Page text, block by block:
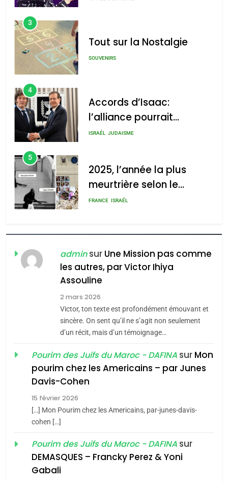
3
Tout sur la Nostalgie
4
Accords d’Isaac:
l’alliance pourrait
s’étendre à 13 pays
5
2025, l’année la plus
meurtrière selon le
FIÈRE, DIGNE ET RÉSILIENTE :
MA JUDAÏTE par Thérèse
Zrihen-Dvir
CE QUI NOUS MANQUE –
Jacques Hadida
JUDAISME
Maroc : Les amandes de
Tafraout, le miel de Tadla
du terroir
1
De Loya Stauber
ISRAÉL
adminsur Une Mission pas comme
les autres, par Victor Ihiya
Assouline
2 mars 2026
Victor, ton texte est profondément émouvant et
sincère. On sent qu’il ne s’agit non seulement
d’un récit, mais d’un témoignage…
Pourim des Juifs du Maroc - DAFINA sur Mon
pourim chez les Americains – par Junes
Davis-Cohen
15 février 2026
[…] Mon Pourim chez les Americains, par-junes-davis-
cohen […]
Pourim des Juifs du Maroc - DAFINA sur
DEMASQUES – Francky Perez & Yoni
Gabali